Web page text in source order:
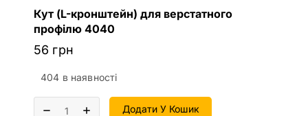
Кут (L-кронштейн) для верстатного
профілю 4040
56 грн
404 в наявності
Додати У Кошик